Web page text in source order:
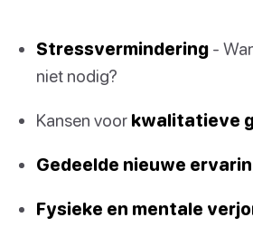
Stressvermindering -
niet nodig?
Kansen voor kwalitatieve
Gedeelde nieuwe
Fysieke en mentale